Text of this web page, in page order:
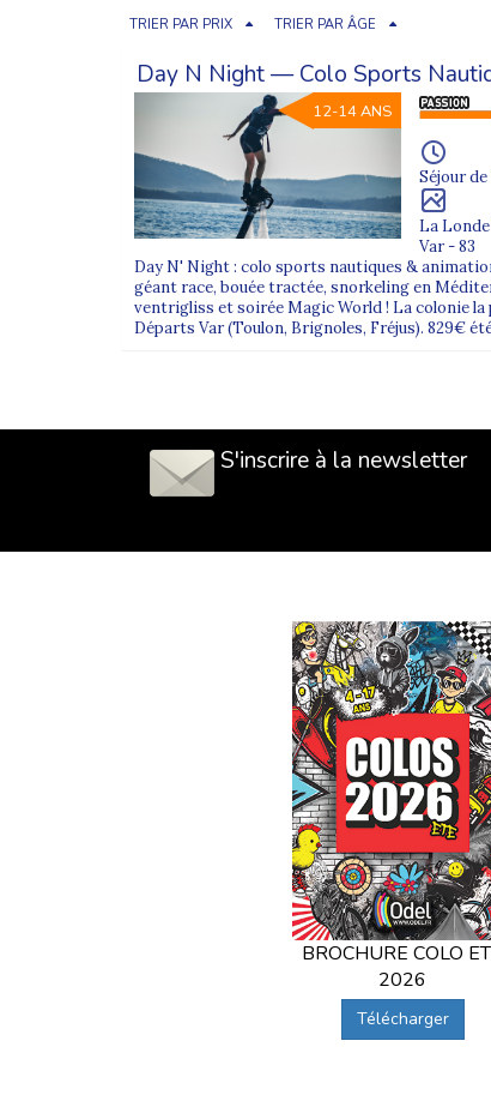
TRIER PAR PRIX TRIER PAR ÂGE
Day N Night — Colo Sports
12-14 ANS
Séjour
La
Var - 83
Day N' Night : colo sports nautiques &
géant race, bouée tractée, snorkeling en
ventrigliss et soirée Magic World ! La colonie la
Départs Var (Toulon, Brignoles, Fréjus). 829€
S'inscrire à la newsletter
BROCHURE COLO
2026
Télécharger